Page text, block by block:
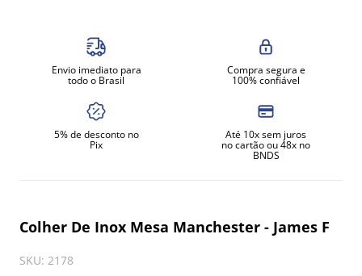
Envio imediato para
todo o Brasil
Compra segura e
100% confiável
5% de desconto no
Pix
Até 10x sem juros
no cartão ou 48x no
BNDS
Colher De Inox Mesa Manchester - James F
SKU: 2178
amassadeira